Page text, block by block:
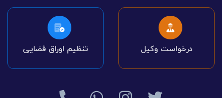
درخواست وکیل تنظیم اوراق قضایی